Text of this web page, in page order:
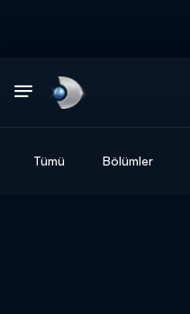
Tümü Bölümler